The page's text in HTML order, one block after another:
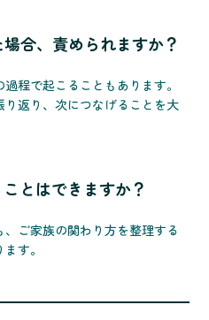
合、責められますか？
程で起こることもあります。
り返り、次につなげることを大
とはできますか？
ご家族の関わり方を整理する
す。